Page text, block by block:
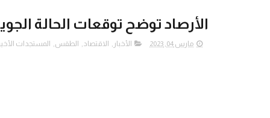
الأرصاد توضح توقعات الحالة
مارس 04, 2023 الأخبار , الاقتصاد, الطقس, المستجدات